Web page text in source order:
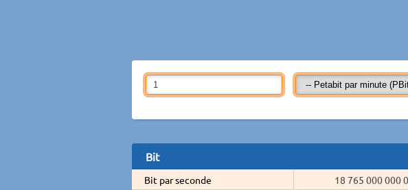
Bit
Bit par seconde
18 765 000 000